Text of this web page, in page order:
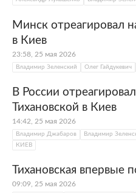
Минск отреагировал
в Киев
23:58, 25 мая 2026
Владимир Зеленский Олег Гайдукевич
В России
Тихановской в Киев
14:42, 25 мая 2026
Владимир Джабаров Владимир
КИЕВ
Тихановская впервые
09:09, 25 мая 2026